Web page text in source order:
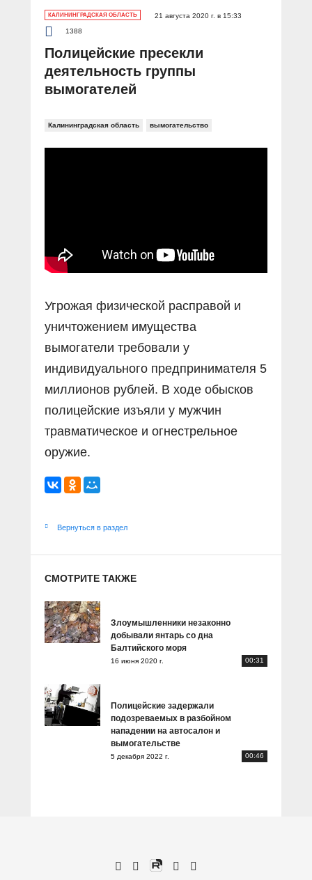
КАЛИНИНГРАДСКАЯ ОБЛАСТЬ
21 августа 2020 г. в 15:33
1388
Полицейские пресекли
деятельность группы
вымогателей
Калининградская область вымогательство
Угрожая физической расправой и
уничтожением имущества
вымогатели требовали у
индивидуального предпринимателя 5
миллионов рублей. В ходе обысков
полицейские изъяли у мужчин
травматическое и огнестрельное
оружие.
Вернуться в раздел
СМОТРИТЕ ТАКЖЕ
Злоумышленники незаконно
добывали янтарь со дна
Балтийского моря
16 июня 2020 г. 00:31
Полицейские задержали
подозреваемых в разбойном
нападении на автосалон и
вымогательстве
5 декабря 2022 г. 00:46